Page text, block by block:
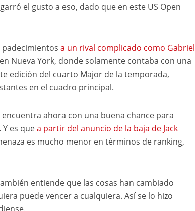
el gusto a eso, dado que en este US Open
a un rival complicado como Gabriel
Nueva York, donde solamente contaba con una
edición del cuarto Major de la temporada,
en el cuadro principal.
ahora con una buena chance para
es quea partir del anuncio de la baja de Jack
es mucho menor en términos de ranking,
entiende que las cosas han cambiado
puede vencer a cualquiera. Así se lo hizo